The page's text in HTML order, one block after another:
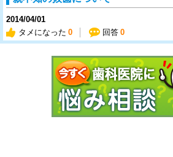
2014/04/01
タメになった 0 回答 0